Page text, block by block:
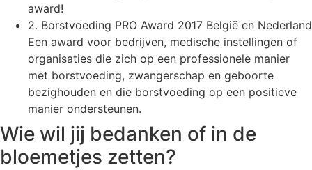
award!
2. Borstvoeding PRO Award 2017 België en Nederland
Een award voor bedrijven, medische instellingen of
organisaties die zich op een professionele manier
met borstvoeding, zwangerschap en geboorte
bezighouden en die borstvoeding op een positieve
manier ondersteunen.
Wie wil jij bedanken of in de
bloemetjes zetten?